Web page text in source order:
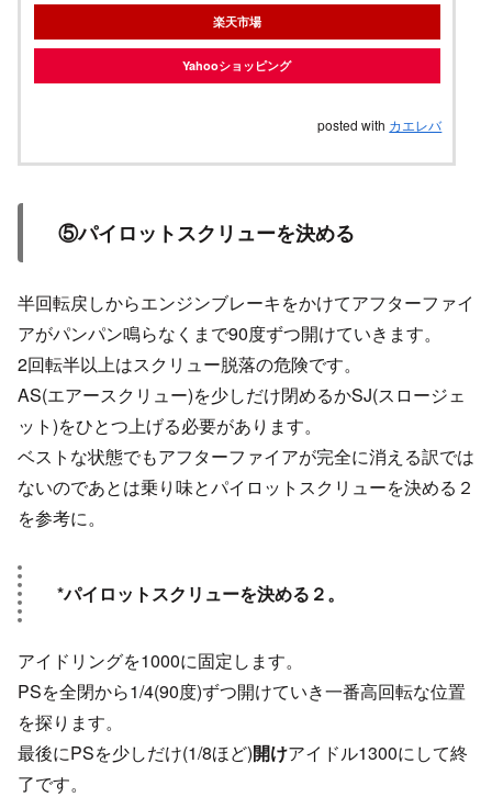
楽天市場
Yahooショッピング
posted with カエレバ
⑤パイロットスクリューを決める
半回転戻しからエンジンブレーキをかけてアフターファイ
アがパンパン鳴らなくまで90度ずつ開けていきます。
2回転半以上はスクリュー脱落の危険です。
AS(エアースクリュー)を少しだけ閉めるかSJ(スロージェ
ット)をひとつ上げる必要があります。
ベストな状態でもアフターファイアが完全に消える訳では
ないのであとは乗り味とパイロットスクリューを決める２
を参考に。
*パイロットスクリューを決める２。
アイドリングを1000に固定します。
PSを全閉から1/4(90度)ずつ開けていき一番高回転な位置
を探ります。
最後にPSを少しだけ(1/8ほど)開けアイドル1300にして終
了です。